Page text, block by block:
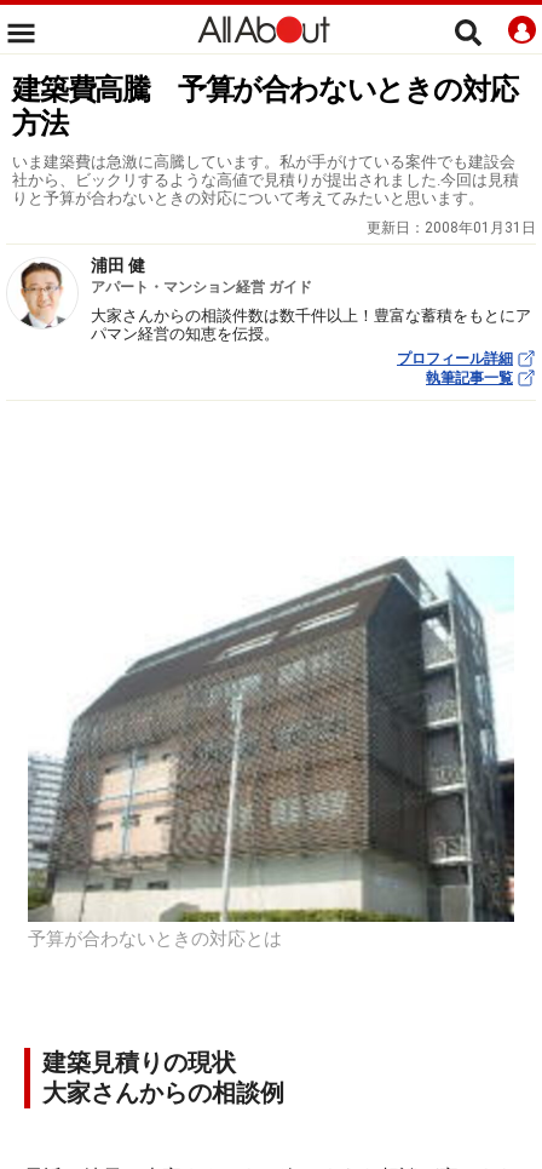
建築費高騰 予算が合わないときの対応
方法
いま建築費は急激に高騰しています。私が手がけている案件でも建設会
社から、ビックリするような高値で見積りが提出されました.今回は見積
りと予算が合わないときの対応について考えてみたいと思います。
更新日： 2008年01月31日
浦田 健
アパート・マンション経営 ガイド
大家さんからの相談件数は数千件以上！豊富な蓄積をもとにア
パマン経営の知恵を伝授。
プロフィール詳細
執筆記事一覧
予算が合わないときの対応とは
建築見積りの現状
大家さんからの相談例